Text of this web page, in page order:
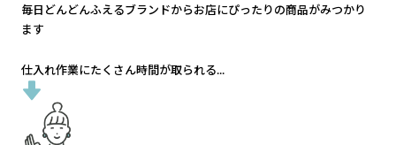
毎日どんどんふえるブランドからお店にぴったりの商品がみつかり
ます
仕入れ作業にたくさん時間が取られる...